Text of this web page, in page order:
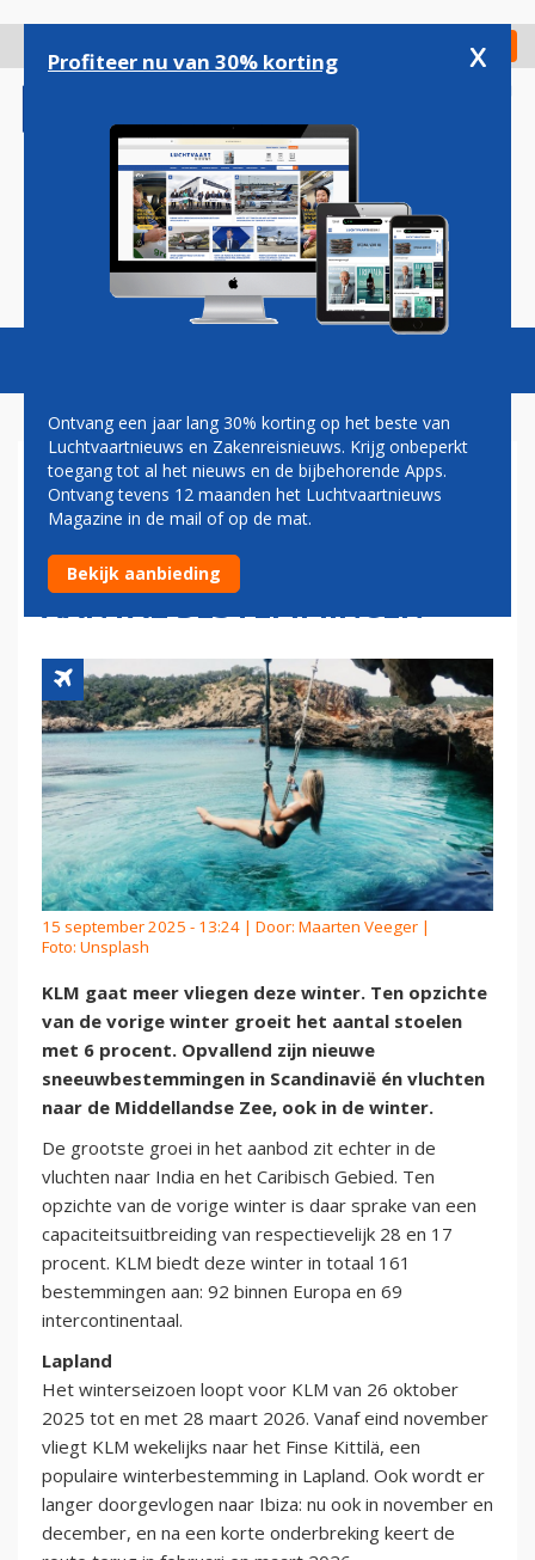
gaan
Check in
Magazine Podcasts Vacatures
NAAR SNEEUW IN FINLAND
EN OOK IN DE WINTER NAAR
IBIZA: KLM GROEIT IN
AANTAL BESTEMMINGEN
15 september 2025 - 13:24 | Door: Maarten Veeger |
Foto: Unsplash
KLM gaat meer vliegen deze winter. Ten opzichte
van de vorige winter groeit het aantal stoelen
met 6 procent. Opvallend zijn nieuwe
sneeuwbestemmingen in Scandinavië én vluchten
naar de Middellandse Zee, ook in de winter.
De grootste groei in het aanbod zit echter in de
vluchten naar India en het Caribisch Gebied. Ten
opzichte van de vorige winter is daar sprake van een
capaciteitsuitbreiding van respectievelijk 28 en 17
procent. KLM biedt deze winter in totaal 161
bestemmingen aan: 92 binnen Europa en 69
intercontinentaal.
Lapland
Het winterseizoen loopt voor KLM van 26 oktober
2025 tot en met 28 maart 2026. Vanaf eind november
vliegt KLM wekelijks naar het Finse Kittilä, een
populaire winterbestemming in Lapland. Ook wordt er
langer doorgevlogen naar Ibiza: nu ook in november en
december, en na een korte onderbreking keert de
Profiteer nu van 30% korting x
Ontvang een jaar lang 30% korting op het beste van
Luchtvaartnieuws en Zakenreisnieuws. Krijg onbeperkt
toegang tot al het nieuws en de bijbehorende Apps.
Ontvang tevens 12 maanden het Luchtvaartnieuws
Magazine in de mail of op de mat.
Bekijk aanbieding